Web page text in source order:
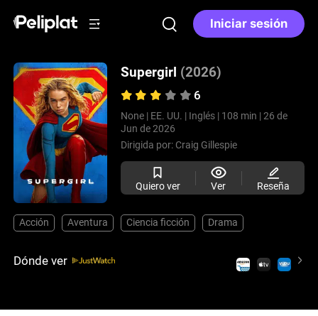
Iniciar sesión
Supergirl (2026)
6
None | EE. UU. | Inglés | 108 min | 26 de
Jun de 2026
Dirigida por: Craig Gillespie
Quiero ver Ver Reseña
Acción Aventura Ciencia ficción Drama
Dónde ver